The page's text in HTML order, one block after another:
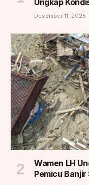
Desember 11, 2025
Wamen LH
Pemicu